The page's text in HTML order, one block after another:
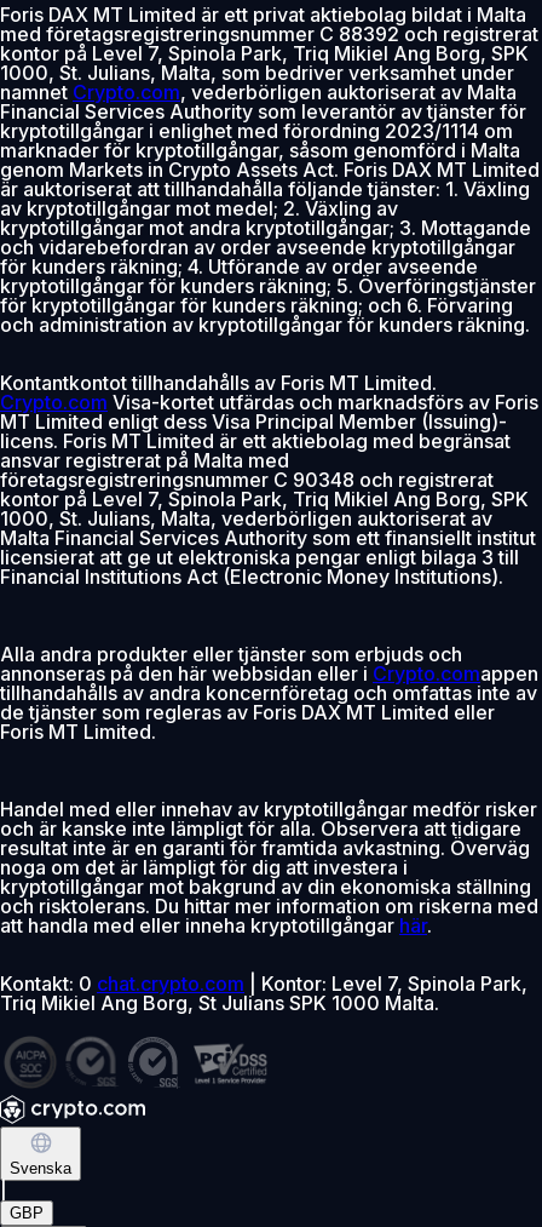
Foris DAX MT Limited är ett privat aktiebolag bildat i Malta
med företagsregistreringsnummer C 88392 och registrerat
kontor på Level 7, Spinola Park, Triq Mikiel Ang Borg, SPK
1000, St. Julians, Malta, som bedriver verksamhet under
namnet Crypto.com, vederbörligen auktoriserat av Malta
Financial Services Authority som leverantör av tjänster för
kryptotillgångar i enlighet med förordning 2023/1114 om
marknader för kryptotillgångar, såsom genomförd i Malta
genom Markets in Crypto Assets Act. Foris DAX MT Limited
är auktoriserat att tillhandahålla följande tjänster: 1. Växling
av kryptotillgångar mot medel; 2. Växling av
kryptotillgångar mot andra kryptotillgångar; 3. Mottagande
och vidarebefordran av order avseende kryptotillgångar
för kunders räkning; 4. Utförande av order avseende
kryptotillgångar för kunders räkning; 5. Överföringstjänster
för kryptotillgångar för kunders räkning; och 6. Förvaring
och administration av kryptotillgångar för kunders räkning.
Kontantkontot tillhandahålls av Foris MT Limited.
Crypto.com Visa-kortet utfärdas och marknadsförs av Foris
MT Limited enligt dess Visa Principal Member (Issuing)-
licens. Foris MT Limited är ett aktiebolag med begränsat
ansvar registrerat på Malta med
företagsregistreringsnummer C 90348 och registrerat
kontor på Level 7, Spinola Park, Triq Mikiel Ang Borg, SPK
1000, St. Julians, Malta, vederbörligen auktoriserat av
Malta Financial Services Authority som ett finansiellt institut
licensierat att ge ut elektroniska pengar enligt bilaga 3 till
Financial Institutions Act (Electronic Money Institutions).
Alla andra produkter eller tjänster som erbjuds och
annonseras på den här webbsidan eller i Crypto.comappen
tillhandahålls av andra koncernföretag och omfattas inte av
de tjänster som regleras av Foris DAX MT Limited eller
Foris MT Limited.
Handel med eller innehav av kryptotillgångar medför risker
och är kanske inte lämpligt för alla. Observera att tidigare
resultat inte är en garanti för framtida avkastning. Överväg
noga om det är lämpligt för dig att investera i
kryptotillgångar mot bakgrund av din ekonomiska ställning
och risktolerans. Du hittar mer information om riskerna med
att handla med eller inneha kryptotillgångar här.
Kontakt: 0 chat.crypto.com | Kontor: Level 7, Spinola Park,
Triq Mikiel Ang Borg, St Julians SPK 1000 Malta.
Svenska
GBP